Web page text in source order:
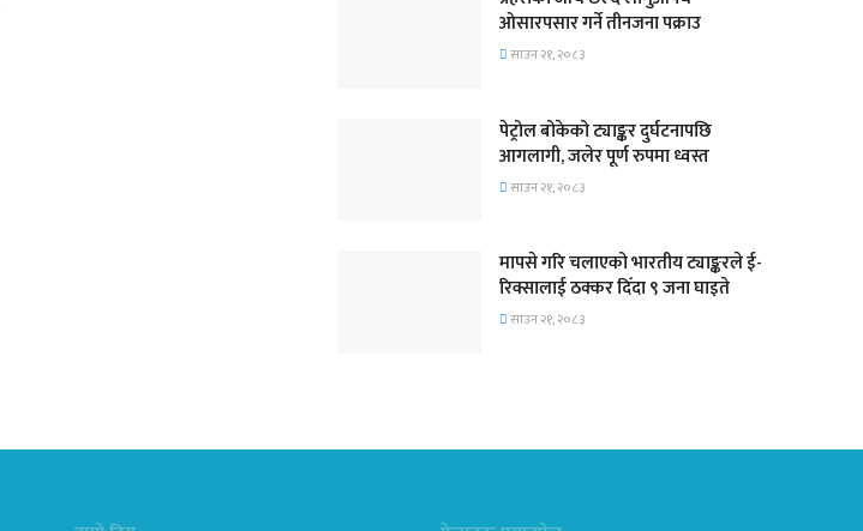
ओसारपसार गर्ने तीनजना पक्राउ
साउन २१, २०८३
पेट्रोल बोकेको ट्याङ्कर दुर्घटनापछि
आगलागी, जलेर पूर्ण रुपमा ध्वस्त
साउन २१, २०८३
मापसे गरि चलाएको भारतीय ट्याङ्करले ई-
रिक्सालाई ठक्कर दिँदा ९ जना घाइते
साउन २१, २०८३